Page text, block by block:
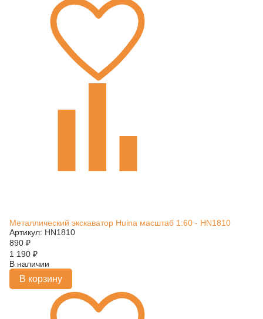
Металлический экскаватор Huina масштаб 1:60 - HN1810
Артикул: HN1810
890 ₽
1 190 ₽
В наличии
В корзину